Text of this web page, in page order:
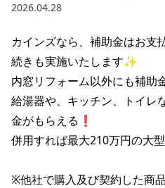
2026.04.28
カインズなら、補助金はお支
続きも実施いたします✨
内窓リフォーム以外にも補助
給湯器や、キッチン、トイレ
金がもらえる❗
併用すれば最大210万円の大
※他社で購入及び契約した商